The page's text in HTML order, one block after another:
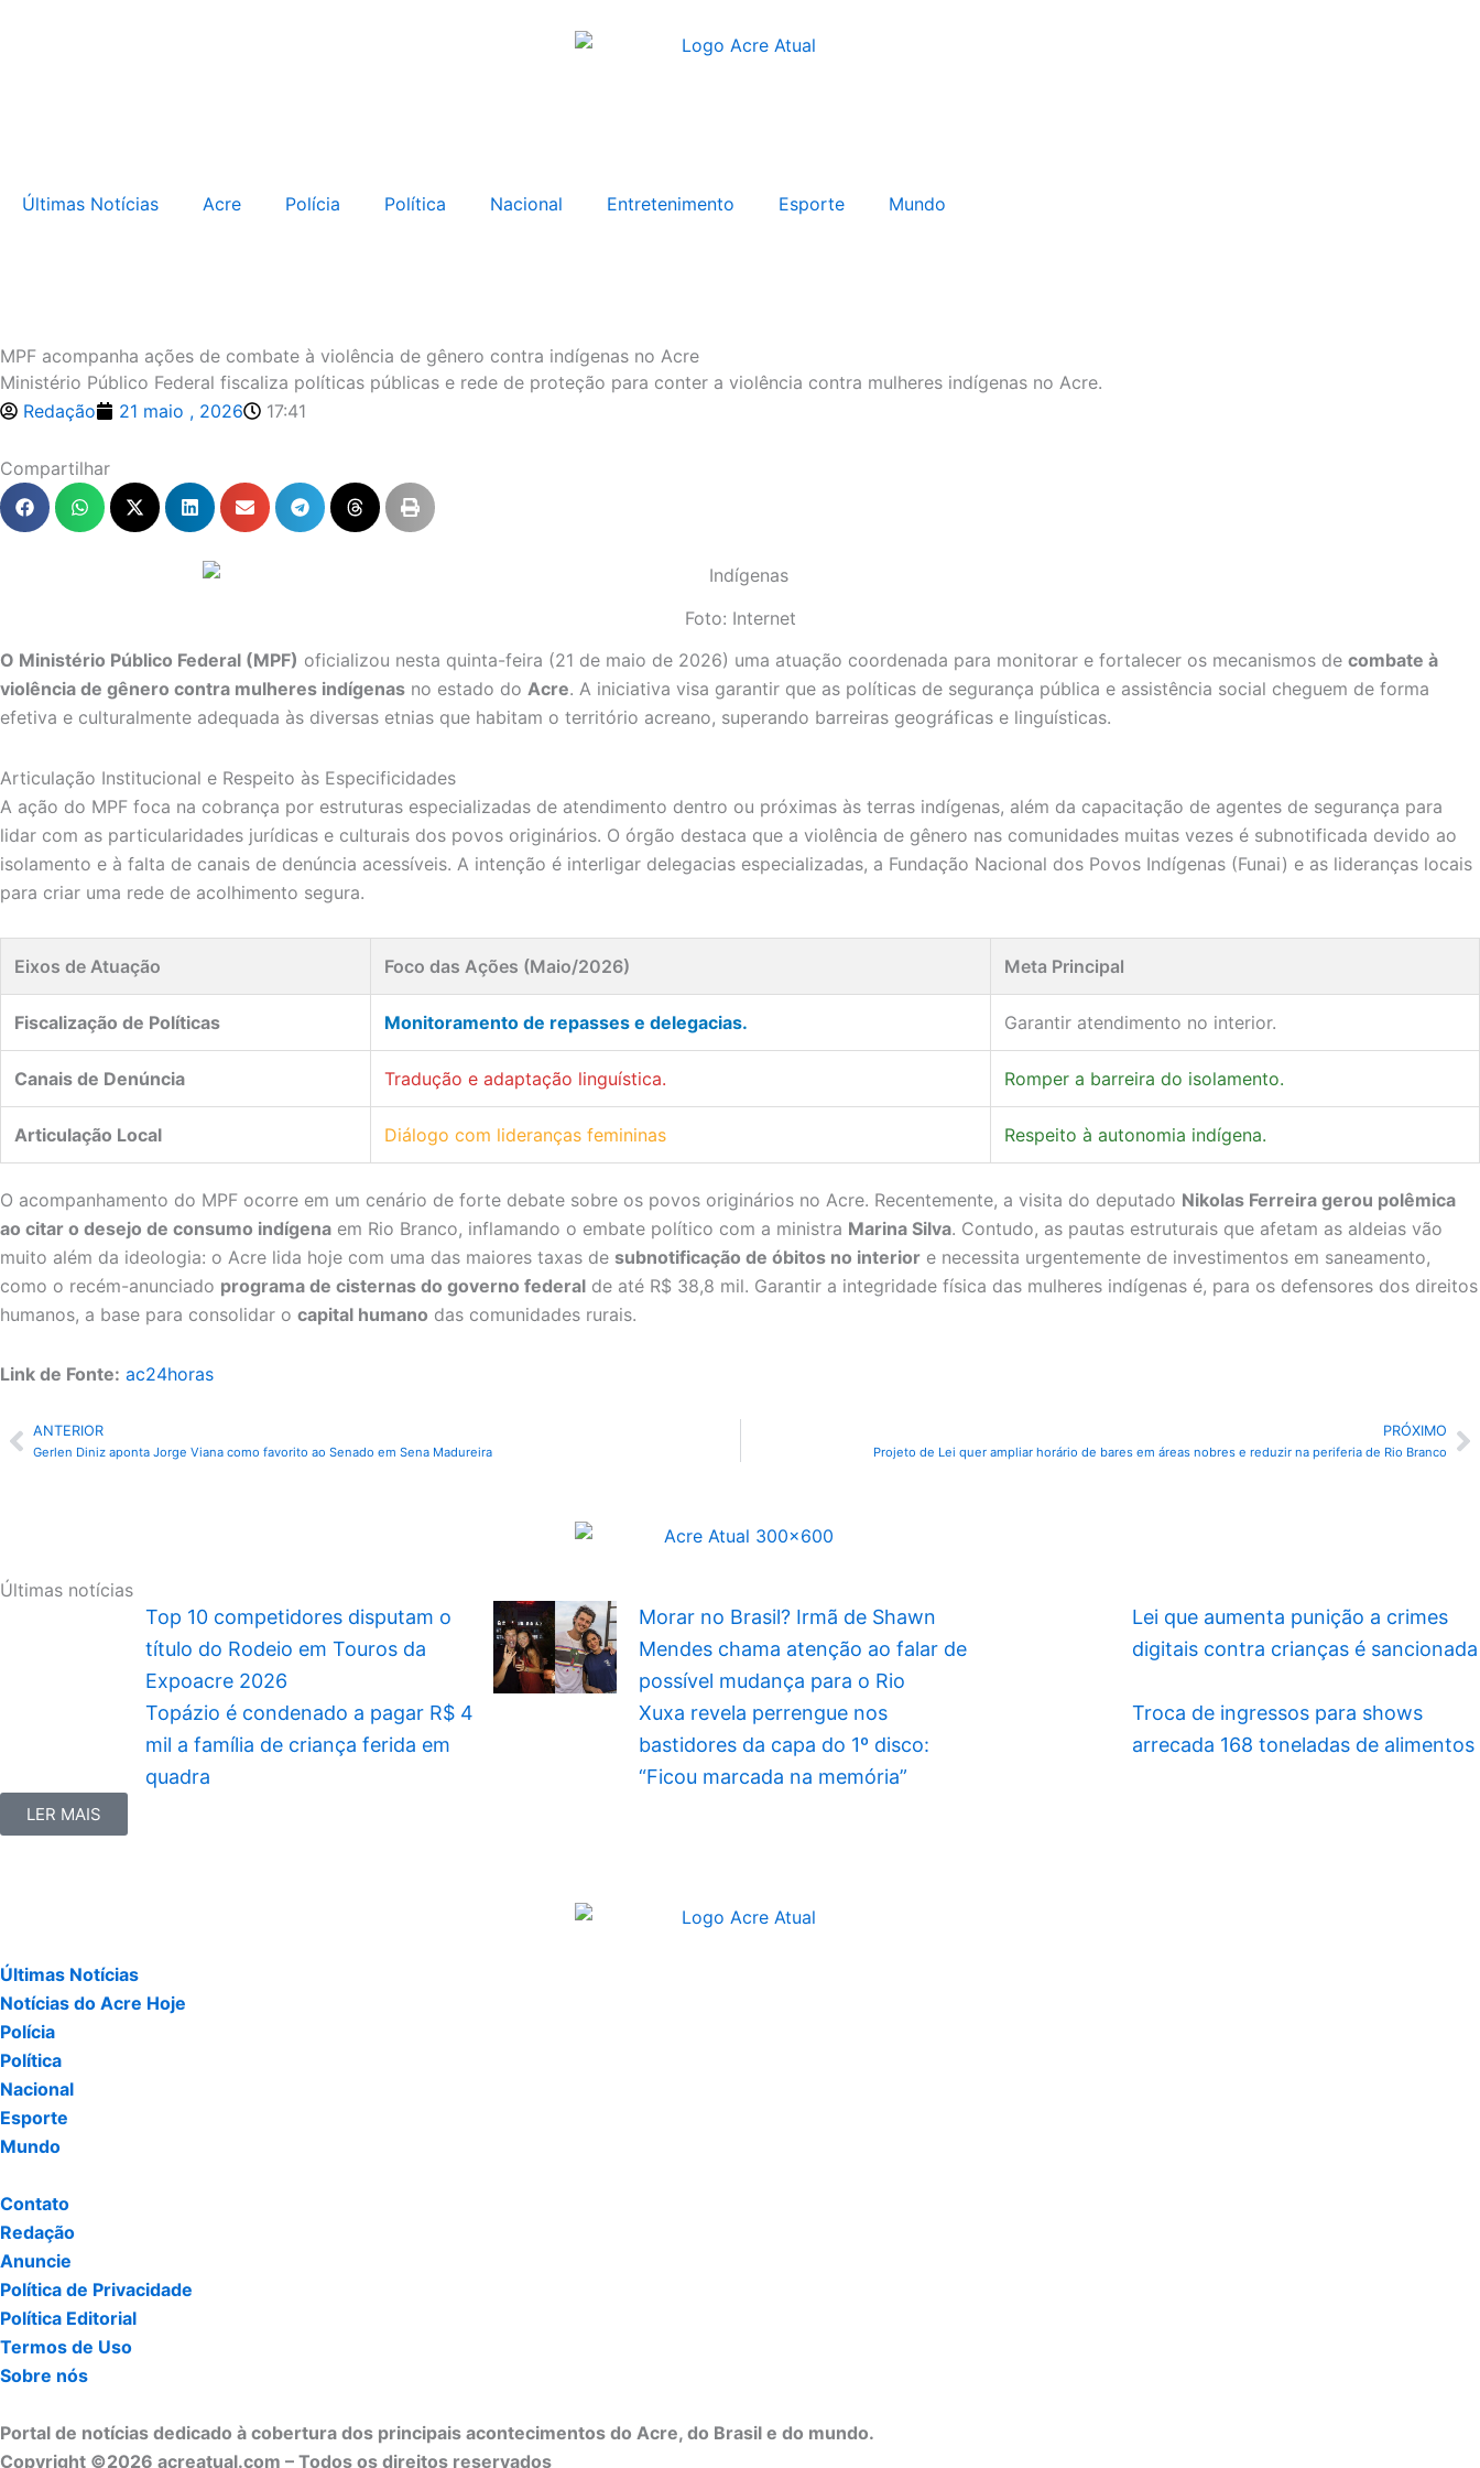
Últimas Notícias Acre Polícia Política Nacional Entretenimento Esporte Mundo
MPF acompanha ações de combate à violência de gênero contra indígenas no Acre
Ministério Público Federal fiscaliza políticas públicas e rede de proteção para conter a violência contra mulheres indígenas no Acre.
Redação
21 maio , 2026 17:41
Compartilhar
Foto: Internet
O Ministério Público Federal (MPF) oficializou nesta quinta-feira (21 de maio de 2026) uma atuação coordenada para monitorar e fortalecer os mecanismos de combate à
violência de gênero contra mulheres indígenas no estado do Acre. A iniciativa visa garantir que as políticas de segurança pública e assistência social cheguem de forma
efetiva e culturalmente adequada às diversas etnias que habitam o território acreano, superando barreiras geográficas e linguísticas.
Articulação Institucional e Respeito às Especificidades
A ação do MPF foca na cobrança por estruturas especializadas de atendimento dentro ou próximas às terras indígenas, além da capacitação de agentes de segurança para
lidar com as particularidades jurídicas e culturais dos povos originários. O órgão destaca que a violência de gênero nas comunidades muitas vezes é subnotificada devido ao
isolamento e à falta de canais de denúncia acessíveis. A intenção é interligar delegacias especializadas, a Fundação Nacional dos Povos Indígenas (Funai) e as lideranças locais
para criar uma rede de acolhimento segura.
Eixos de Atuação Foco das Ações (Maio/2026) Meta Principal
Fiscalização de Políticas Monitoramento de repasses e delegacias. Garantir atendimento no interior.
Canais de Denúncia Tradução e adaptação linguística. Romper a barreira do isolamento.
Articulação Local Diálogo com lideranças femininas Respeito à autonomia indígena.
O acompanhamento do MPF ocorre em um cenário de forte debate sobre os povos originários no Acre. Recentemente, a visita do deputado Nikolas Ferreira gerou polêmica
ao citar o desejo de consumo indígena em Rio Branco, inflamando o embate político com a ministra Marina Silva. Contudo, as pautas estruturais que afetam as aldeias vão
muito além da ideologia: o Acre lida hoje com uma das maiores taxas de subnotificação de óbitos no interior e necessita urgentemente de investimentos em saneamento,
como o recém-anunciado programa de cisternas do governo federal de até R$ 38,8 mil. Garantir a integridade física das mulheres indígenas é, para os defensores dos direitos
humanos, a base para consolidar o capital humano das comunidades rurais.
Link de Fonte: ac24horas
Anterior
ANTERIOR
Gerlen Diniz aponta Jorge Viana como favorito ao Senado em Sena Madureira
PRÓXIMO
Projeto de Lei quer ampliar horário de bares em áreas nobres e reduzir na periferia de Rio Branco
Últimas notícias
Top 10 competidores disputam o
título do Rodeio em Touros da
Expoacre 2026
Morar no Brasil? Irmã de Shawn
Mendes chama atenção ao falar de
possível mudança para o Rio
Lei que aumenta punição a crimes
digitais contra crianças é sancionada
Topázio é condenado a pagar R$ 4
mil a família de criança ferida em
quadra
Xuxa revela perrengue nos
bastidores da capa do 1º disco:
“Ficou marcada na memória”
Troca de ingressos para shows
arrecada 168 toneladas de alimentos
LER MAIS
Últimas Notícias
Notícias do Acre Hoje
Polícia
Política
Nacional
Esporte
Mundo
Contato
Redação
Anuncie
Política de Privacidade
Política Editorial
Termos de Uso
Sobre nós
Portal de notícias dedicado à cobertura dos principais acontecimentos do Acre, do Brasil e do mundo.
Copyright ©2026 acreatual.com – Todos os direitos reservados